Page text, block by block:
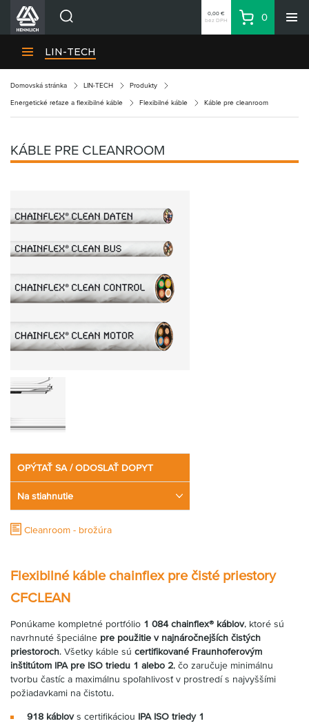
Divízie HENNLICH
Kariéra
O firme
Kontakty
Partner Zone
0,00 €
bez DPH
Košík
0
LIN-TECH
Domovská stránka LIN-TECH Produkty
Energetické reťaze a flexibilné káble Flexibilné káble Káble pre cleanroom
KÁBLE PRE CLEANROOM
OPÝTAŤ SA / ODOSLAŤ DOPYT
Na stiahnutie
Cleanroom - brožúra
Flexibilné káble chainflex pre čisté priestory
CFCLEAN
Ponúkame kompletné portfólio 1 084 chainflex® káblov, ktoré sú
navrhnuté špeciálne pre použitie v najnáročnejších čistých
priestoroch. Všetky káble sú certifikované Fraunhoferovým
inštitútom IPA pre ISO triedu 1 alebo 2, čo zaručuje minimálnu
tvorbu častíc a maximálnu spoľahlivosť v prostredí s najvyššími
požiadavkami na čistotu.
918 káblovs certifikáciou IPA ISO triedy 1